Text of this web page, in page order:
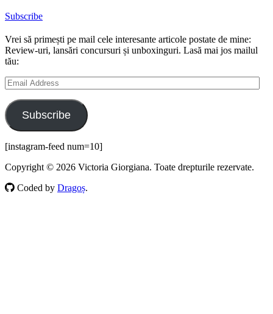
Subscribe
Vrei să primești pe mail cele interesante articole postate de mine:
Review-uri, lansări concursuri și unboxinguri. Lasă mai jos mailul
tău:
Email
Address
Subscribe
[instagram-feed num=10]
Copyright © 2026 Victoria Giorgiana. Toate drepturile rezervate.
Coded by Dragoș.